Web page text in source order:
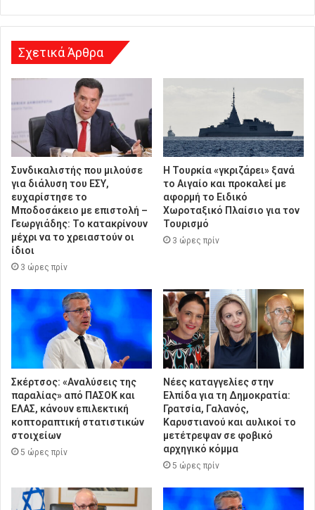
η
Σχετικά Άρθρα
Συνδικαλιστής που μιλούσε
για διάλυση του ΕΣΥ,
ευχαρίστησε το
Μποδοσάκειο με επιστολή –
Γεωργιάδης: Το κατακρίνουν
μέχρι να το χρειαστούν οι
ίδιοι
3 ώρες πρίν
Η Τουρκία «γκριζάρει» ξανά
το Αιγαίο και προκαλεί με
αφορμή το Ειδικό
Χωροταξικό Πλαίσιο για τον
Τουρισμό
3 ώρες πρίν
Σκέρτσος: «Αναλύσεις της
παραλίας» από ΠΑΣΟΚ και
ΕΛΑΣ, κάνουν επιλεκτική
κοπτοραπτική στατιστικών
στοιχείων
5 ώρες πρίν
Νέες καταγγελίες στην
Ελπίδα για τη Δημοκρατία:
Γρατσία, Γαλανός,
Καρυστιανού και αυλικοί το
μετέτρεψαν σε φοβικό
αρχηγικό κόμμα
5 ώρες πρίν